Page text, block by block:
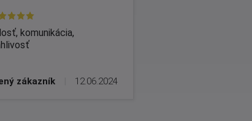
komunikácia,
zákazník 12.06.2024